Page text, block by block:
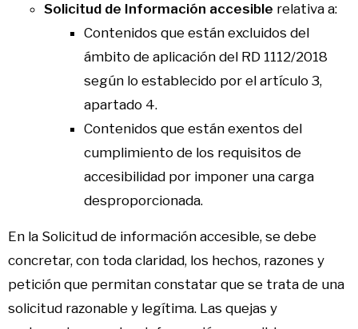
Solicitud de Información accesible relativa a:
Contenidos que están excluidos del
ámbito de aplicación del RD 1112/2018
según lo establecido por el artículo 3,
apartado 4.
Contenidos que están exentos del
cumplimiento de los requisitos de
accesibilidad por imponer una carga
desproporcionada.
En la Solicitud de información accesible, se debe
concretar, con toda claridad, los hechos, razones y
petición que permitan constatar que se trata de una
solicitud razonable y legítima. Las quejas y